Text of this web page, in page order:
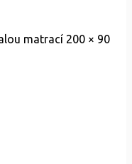
matrací 200 × 90